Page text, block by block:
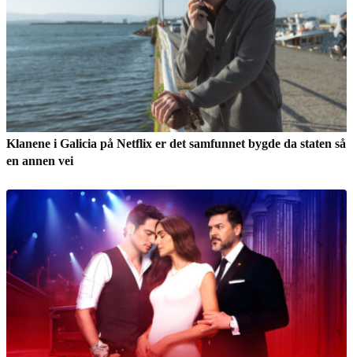
Klanene i Galicia på Netflix er det samfunnet bygde da staten så
en annen vei